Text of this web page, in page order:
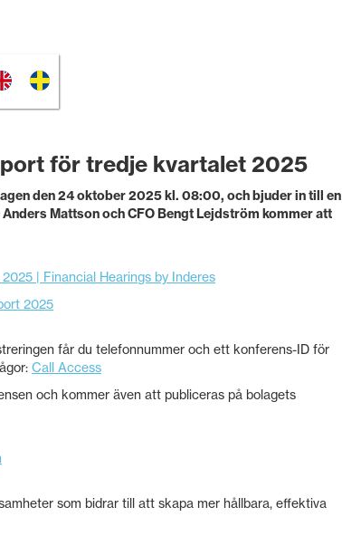
för tredje kvartalet 2025
den 24 oktober 2025 kl. 08:00, och bjuder in till en
Mattson och CFO Bengt Lejdström kommer att
| Financial Hearings by Inderes
2025
får du telefonnummer och ett konferens-ID för
Call Access
och kommer även att publiceras på bolagets
som bidrar till att skapa mer hållbara, effektiva